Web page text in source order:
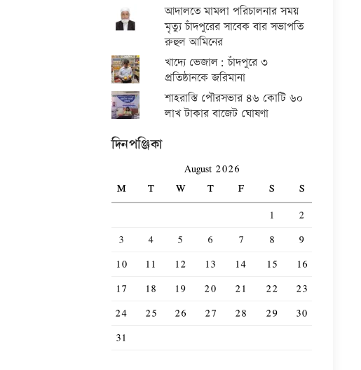
আদালতে মামলা পরিচালনার সময়
মৃত্যু চাঁদপুরের সাবেক বার সভাপতি
রুহুল আমিনের
খাদ্যে ভেজাল: চাঁদপুরে ৩
প্রতিষ্ঠানকে জরিমানা
শাহরাস্তি পৌরসভার ৪৬ কোটি ৬০
লাখ টাকার বাজেট ঘোষণা
দিনপঞ্জিকা
August 2026
M
T W T F S
S
1
2
3
4 5 6 7 8
9
10
11 12 13 14 15
16
17
18 19 20 21 22
23
24
25 26 27 28 29
30
31